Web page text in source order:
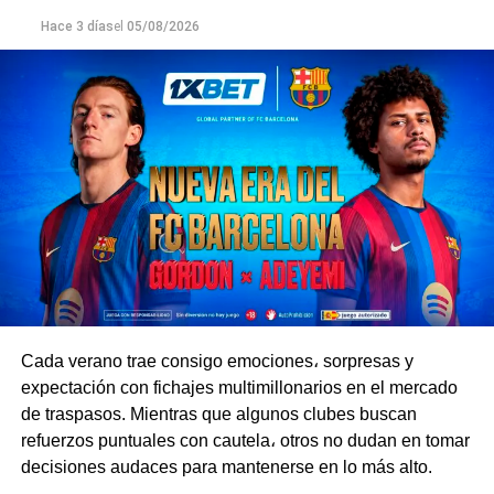
fecha, Vélez venció a Independiente por 1-0 y consolidó
su lugar en lo más alto de la Zona A. El Xeneize, por su
parte, le puso fin a su mala racha tras una derrota y un
empate y se llevó la victoria por 1-0 ante Estudiantes de
La Plata.
Boca llega al duelo contra Vélez en medio de una
apretada agenda, ya que el equipo participa en varias
competencias al mismo tiempo y tiene que repartir sus
esfuerzos entre la Primera División, la Copa Argentina y
la Copa Sudamericana. El Fortín, en cambio, está
completamente enfocado en sus compromisos en el país
y podría llegar al partido en mejores condiciones.
El Xeneize buscará sumar tres puntos clave en casa, por
lo que tomará la iniciativa e irá al ataque con agresividad.
Por su parte, Vélez está bien organizado en el fondo y es
capaz de complicarle la vida a su rival con contraataques
Hace 3 díasel 05/08/2026
Cada verano trae consigo emociones، sorpresas y
expectación con fichajes multimillonarios en el mercado
de traspasos. Mientras que algunos clubes buscan
refuerzos puntuales con cautela، otros no dudan en tomar
decisiones audaces para mantenerse en lo más alto.